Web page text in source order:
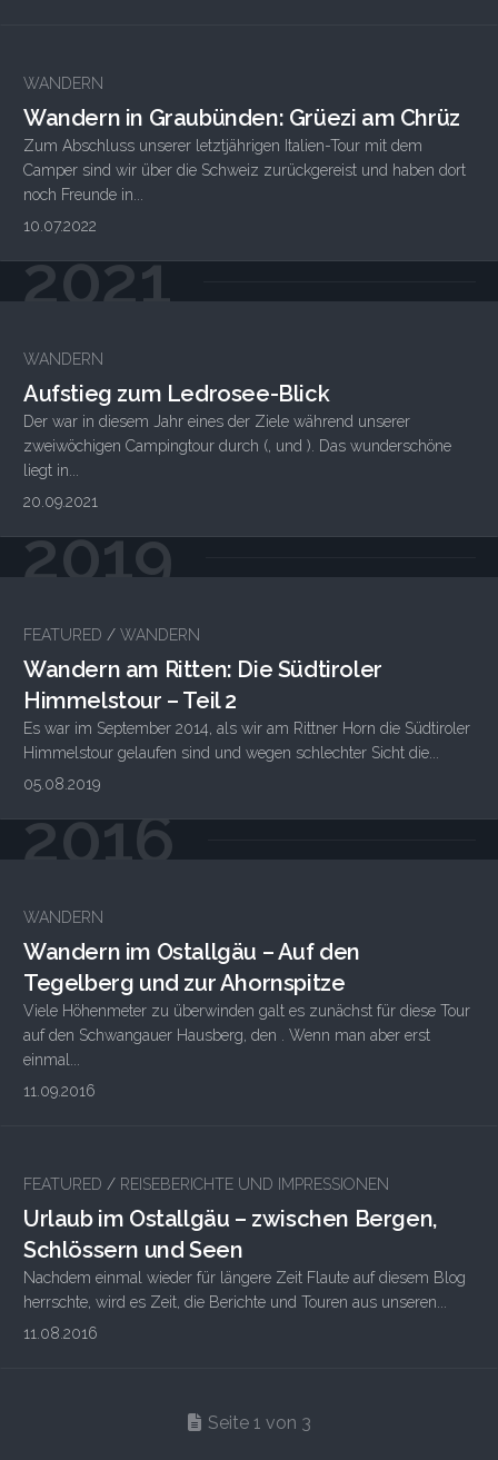
WANDERN
Wandern in Graubünden: Grüezi am Chrüz
Zum Abschluss unserer letztjährigen Italien-Tour mit dem
Camper sind wir über die Schweiz zurückgereist und haben dort
noch Freunde in...
10.07.2022
2021
WANDERN
Aufstieg zum Ledrosee-Blick
Der war in diesem Jahr eines der Ziele während unserer
zweiwöchigen Campingtour durch (, und ). Das wunderschöne
liegt in...
20.09.2021
2019
FEATURED / WANDERN
Wandern am Ritten: Die Südtiroler
Himmelstour – Teil 2
Es war im September 2014, als wir am Rittner Horn die Südtiroler
Himmelstour gelaufen sind und wegen schlechter Sicht die...
05.08.2019
2016
WANDERN
Wandern im Ostallgäu – Auf den
Tegelberg und zur Ahornspitze
Viele Höhenmeter zu überwinden galt es zunächst für diese Tour
auf den Schwangauer Hausberg, den . Wenn man aber erst
einmal...
11.09.2016
FEATURED / REISEBERICHTE UND IMPRESSIONEN
Urlaub im Ostallgäu – zwischen Bergen,
Schlössern und Seen
Nachdem einmal wieder für längere Zeit Flaute auf diesem Blog
herrschte, wird es Zeit, die Berichte und Touren aus unseren...
11.08.2016
Seite 1 von 3